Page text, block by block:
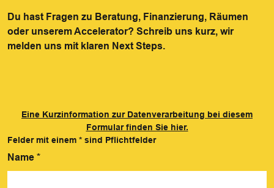
Du hast Fragen zu Beratung, Finanzierung, Räumen
oder unserem Accelerator? Schreib uns kurz, wir
melden uns mit klaren Next Steps.
Eine Kurzinformation zur Datenverarbeitung bei diesem
Formular finden Sie hier.
Felder mit einem * sind Pflichtfelder
Name *